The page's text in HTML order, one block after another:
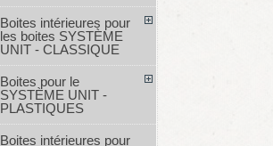
Boites intérieures pour
les boites SYSTÈME
UNIT - CLASSIQUE
Boites pour le
SYSTÈME UNIT -
PLASTIQUES
Boites intérieures pour